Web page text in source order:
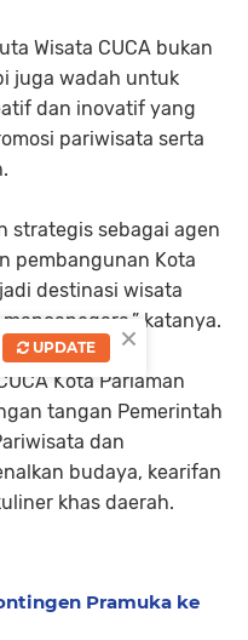
Wisata CUCA bukan
juga wadah untuk
dan inovatif yang
pariwisata serta
strategis sebagai agen
pembangunan Kota
destinasi wisata
katanya.
Kota Pariaman
tangan Pemerintah
dan
budaya, kearifan
khas daerah.
Pramuka ke
×
UPDATE